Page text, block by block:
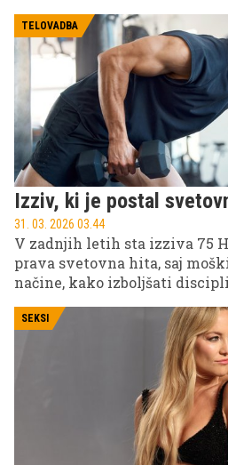
TELOVADBA
Izziv, ki je postal
31. 03. 2026 03.44
V zadnjih letih sta izziva 75
prava svetovna hita, saj
načine, kako izboljšati
skrajno predanost, se je kot
filozofijo razvil bolj
Soft. Kateri izziv je pravi za
SEKSI